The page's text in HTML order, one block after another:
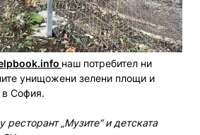
наш потребител ни
унищожени зелени площи и
в София.
„Музите“ и детската